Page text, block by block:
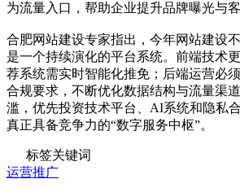
为流量入口，帮助企业提升品牌曝光与客
合肥网站建设专家指出，今年网站建设
是一个持续演化的平台系统。前端技术
荐系统需实时智能化推免；后端运营必
合规要求，不断优化数据结构与流量渠
滥，优先投资技术平台、AI系统和隐私
真正具备竞争力的“数字服务中枢”。
标签关键词
运营推广